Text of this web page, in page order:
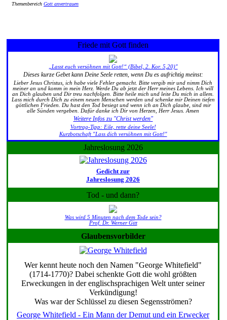
Themenbereich Gott anvertrauen
Friede mit Gott finden
„Lasst euch versöhnen mit Gott!“ (Bibel, 2. Kor. 5,20)"
Dieses kurze Gebet kann Deine Seele retten, wenn Du es aufrichtig meinst:
Lieber Jesus Christus, ich habe viele Fehler gemacht. Bitte vergib mir und nimm Dich
meiner an und komm in mein Herz. Werde Du ab jetzt der Herr meines Lebens. Ich will
an Dich glauben und Dir treu nachfolgen. Bitte heile mich und leite Du mich in allem.
Lass mich durch Dich zu einem neuen Menschen werden und schenke mir Deinen tiefen
göttlichen Frieden. Du hast den Tod besiegt und wenn ich an Dich glaube, sind mir
alle Sünden vergeben. Dafür danke ich Dir von Herzen, Herr Jesus. Amen
Weitere Infos zu "Christ werden"
Vortrag-Tipp: Eile, rette deine Seele!
Kurzbotschaft "Lass dich versöhnen mit Gott!"
Jahreslosung 2026
Gedicht zur
Jahreslosung 2026
Tod - und dann?
Was wird 5 Minuten nach dem Tode sein?
Prof. Dr. Werner Gitt
Glaubensvorbilder
Wer kennt heute noch den Namen "George Whitefield"
(1714-1770)? Dabei schenkte Gott die wohl größten
Erweckungen in der englischsprachigen Welt unter seiner
Verkündigung!
Was war der Schlüssel zu diesen Segensströmen?
George Whitefield - Ein Mann der Demut und ein Erwecker